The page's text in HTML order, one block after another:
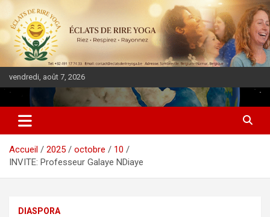
vendredi, août 7, 2026
DIASPORA PULSE
Accueil 2025 octobre
10
INVITE: Professeur Galaye NDiaye
DIASPORA